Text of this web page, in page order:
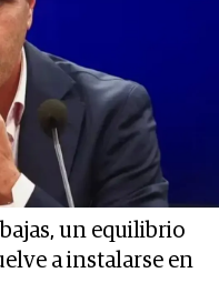
un equilibrio
a instalarse en